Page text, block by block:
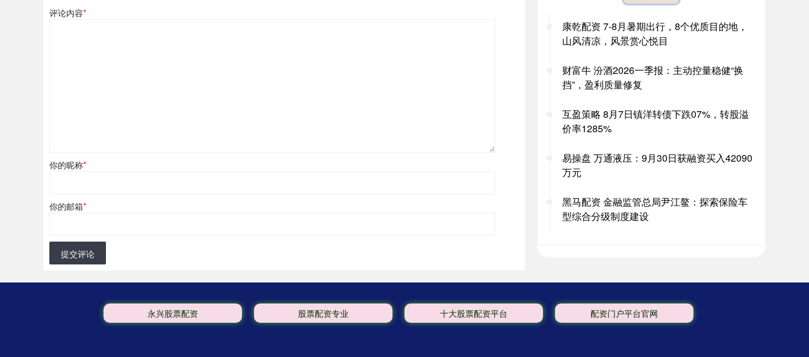
评论内容*
你的昵称*
你的邮箱*
提交评论
康乾配资 7-8月暑期出行，8个优质目的地，
山风清凉，风景赏心悦目
财富牛 汾酒2026一季报：主动控量稳健“换
挡”，盈利质量修复
互盈策略 8月7日镇洋转债下跌07%，转股溢
价率1285%
易操盘 万通液压：9月30日获融资买入42090
万元
黑马配资 金融监管总局尹江鳌：探索保险车
型综合分级制度建设
永兴股票配资 股票配资专业 十大股票配资平台 配资门户平台官网